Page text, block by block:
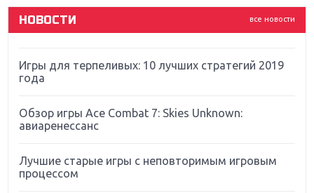
все новости
НОВОСТИ
Far Cry 5: хвалить нельзя ругать
Игры для терпеливых: 10 лучших стратегий 2019
года
Обзор игры Ace Combat 7: Skies Unknown:
авиаренессанс
Лучшие старые игры с неповторимым игровым
процессом